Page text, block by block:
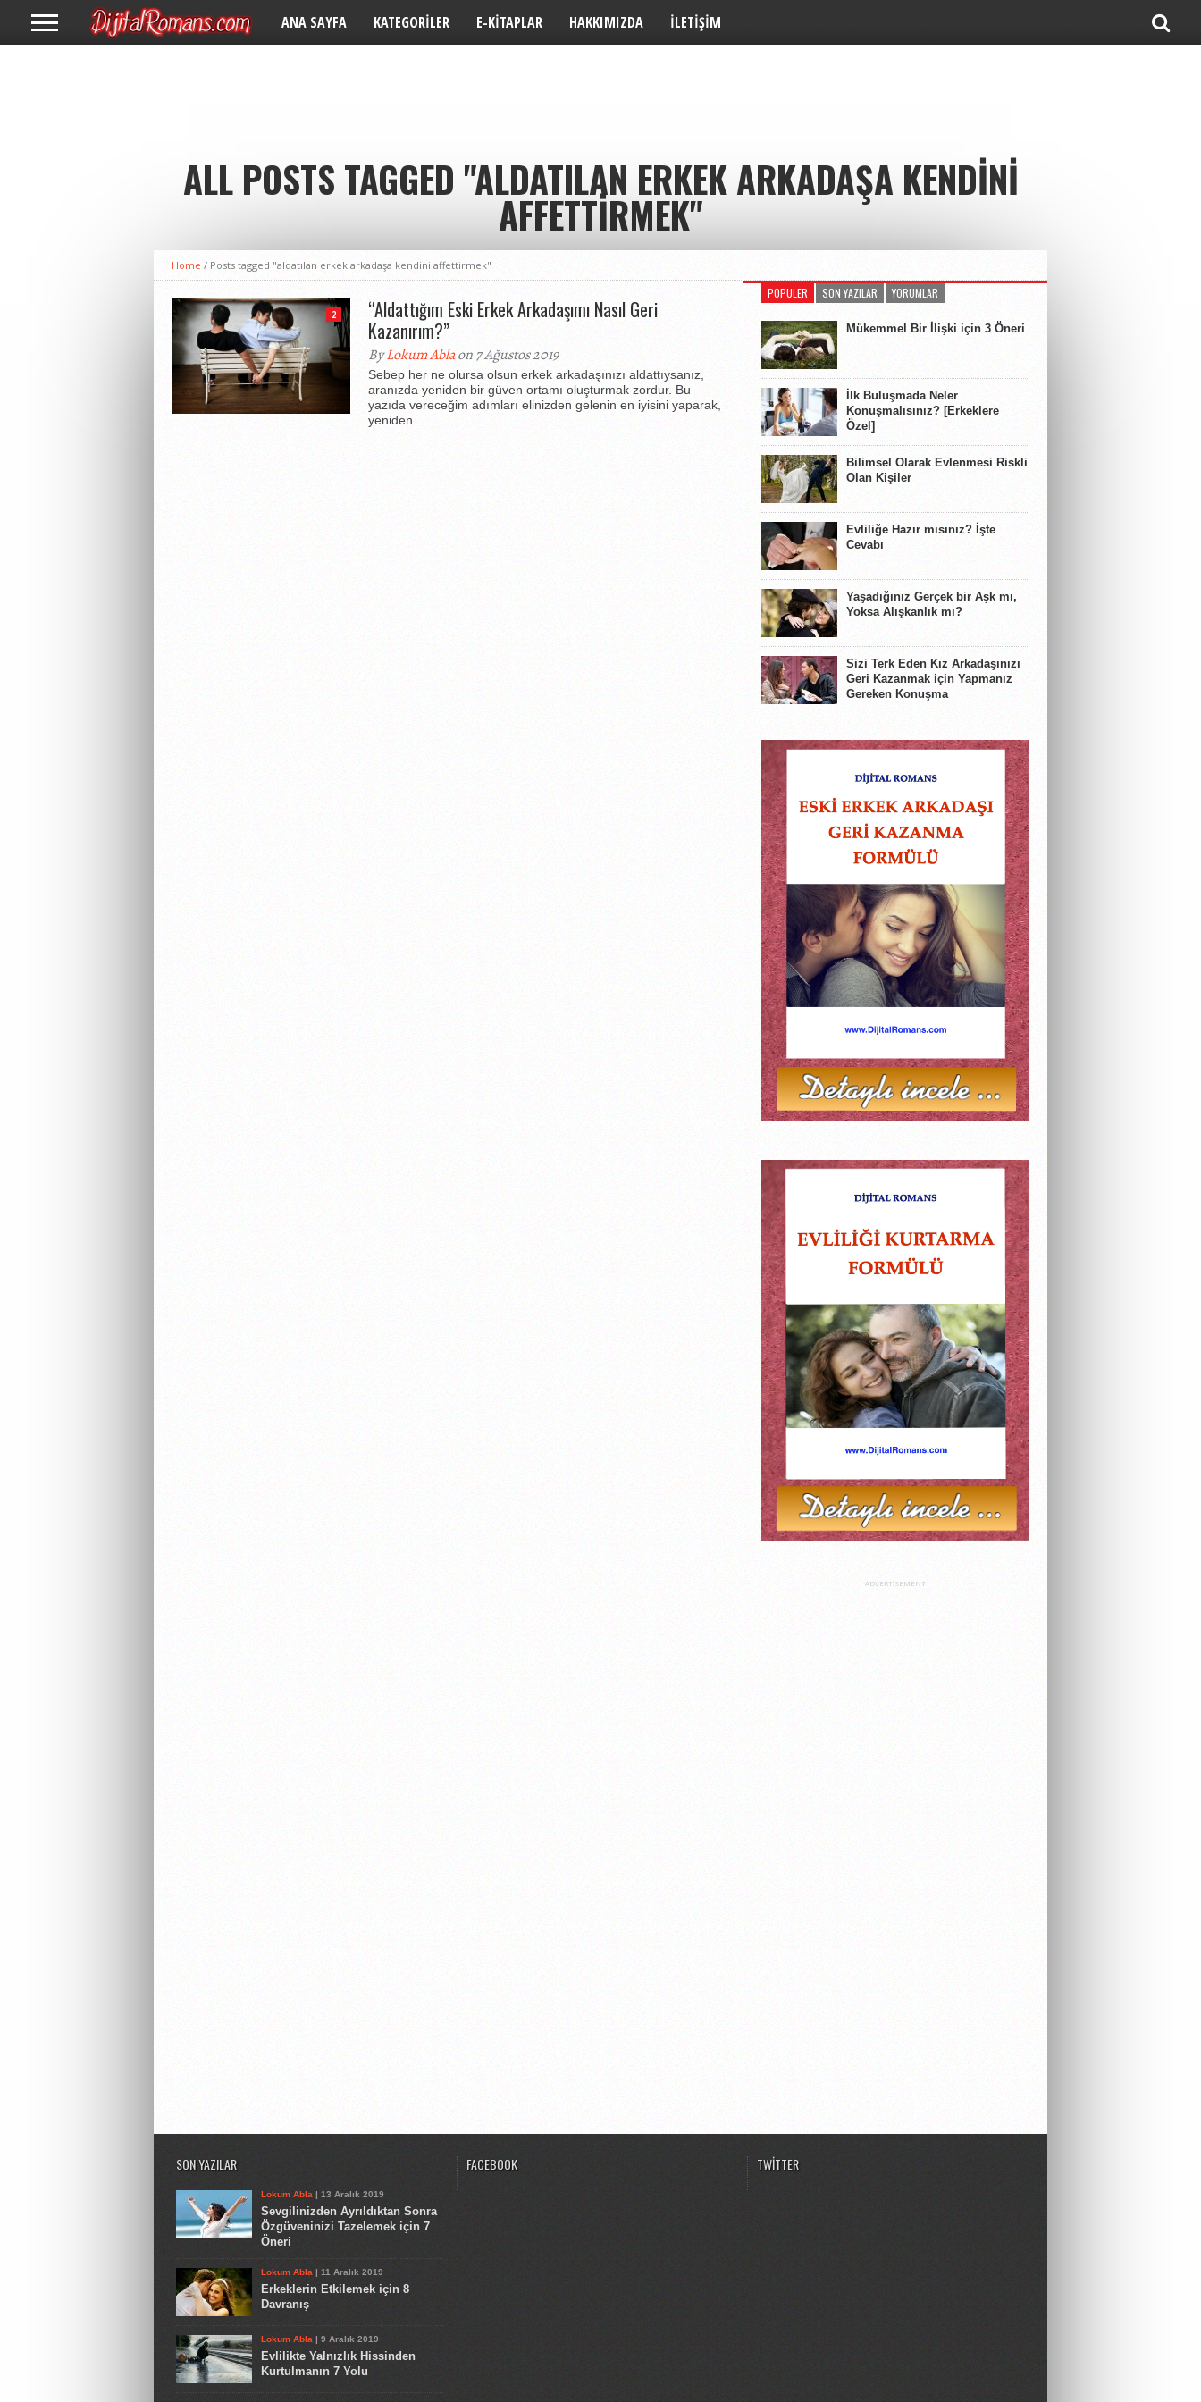
ANA SAYFA KATEGORILER E-KITAPLAR HAKKIMIZDA İLETIŞIM
ALL POSTS TAGGED "ALDATILAN ERKEK ARKADAŞA KENDINI
AFFETTIRMEK"
Home / Posts tagged "aldatılan erkek arkadaşa kendini affettirmek"
2
“Aldattığım Eski Erkek Arkadaşımı Nasıl Geri
Kazanırım?”
ByLokum Ablaon 7 Ağustos 2019
Sebep her ne olursa olsun erkek arkadaşınızı aldattıysanız,
aranızda yeniden bir güven ortamı oluşturmak zordur. Bu
yazıda vereceğim adımları elinizden gelenin en iyisini yaparak,
yeniden...
POPULER SON YAZILAR YORUMLAR
Mükemmel Bir İlişki için 3 Öneri
İlk Buluşmada Neler
Konuşmalısınız? [Erkeklere
Özel]
Bilimsel Olarak Evlenmesi Riskli
Olan Kişiler
Evliliğe Hazır mısınız? İşte
Cevabı
Yaşadığınız Gerçek bir Aşk mı,
Yoksa Alışkanlık mı?
Sizi Terk Eden Kız Arkadaşınızı
Geri Kazanmak için Yapmanız
Gereken Konuşma
ADVERTISEMENT
SON YAZILAR
Lokum Abla | 13 Aralık 2019
Sevgilinizden Ayrıldıktan Sonra
Özgüveninizi Tazelemek için 7
Öneri
Lokum Abla | 11 Aralık 2019
Erkeklerin Etkilemek için 8
Davranış
Lokum Abla | 9 Aralık 2019
Evlilikte Yalnızlık Hissinden
Kurtulmanın 7 Yolu
FACEBOOK TWITTER